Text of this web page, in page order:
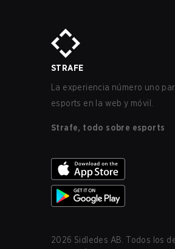
STRAFE
La experiencia número uno
esports en la web y móvil.
Strafe, todo sobre esports
2026 Sidledes AB. Todos los